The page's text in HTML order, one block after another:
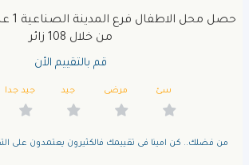
حصل محل الاطفال فرع المدينة الصناعية 1 على تقييم
من خلال 108 زائر
قم بالتقييم الأن
سئ مرضى جيد جيد جدا
من فضلك.. كن امينا فى تقييمك فالكثيرون يعتمدون على